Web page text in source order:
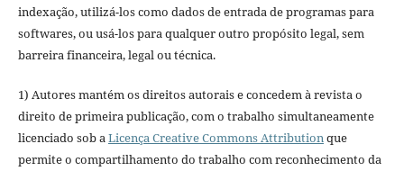
indexação, utilizá-los como dados de entrada de programas para
softwares, ou usá-los para qualquer outro propósito legal, sem
barreira financeira, legal ou técnica.
1) Autores mantém os direitos autorais e concedem à revista o
direito de primeira publicação, com o trabalho simultaneamente
licenciado sob aLicença Creative Commons Attributionque
permite o compartilhamento do trabalho com reconhecimento da